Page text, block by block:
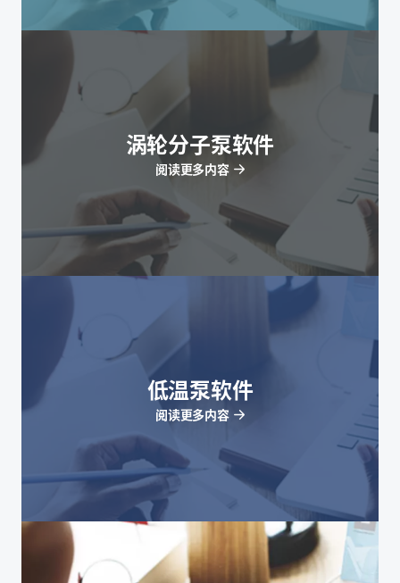
涡轮分子泵软件
阅读更多内容
低温泵软件
阅读更多内容